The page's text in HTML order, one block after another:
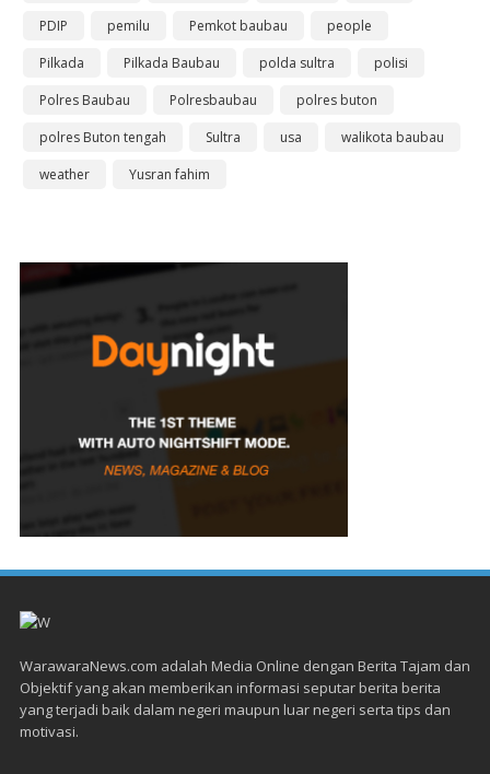
PDIP
pemilu Pemkot baubau
people
Pilkada
Pilkada Baubau polda sultra
polisi
Polres Baubau
Polresbaubau
polres buton
polres Buton tengah
Sultra usa
walikota baubau
weather
Yusran fahim
WarawaraNews.com adalah Media Online dengan Berita Tajam dan
Objektif yang akan memberikan informasi seputar berita berita
yang terjadi baik dalam negeri maupun luar negeri serta tips dan
motivasi.